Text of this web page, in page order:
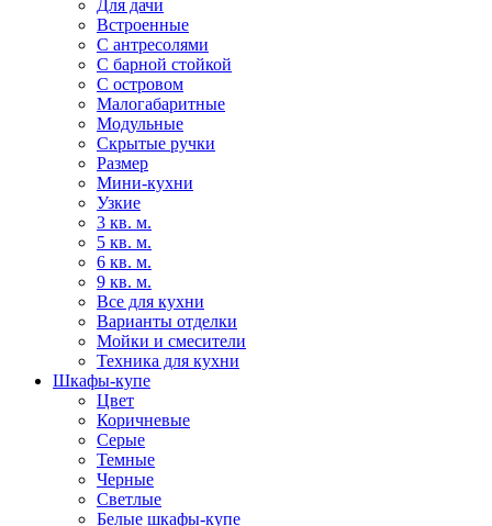
Для дачи
Встроенные
С антресолями
С барной стойкой
С островом
Малогабаритные
Модульные
Скрытые ручки
Размер
Мини-кухни
Узкие
3 кв. м.
5 кв. м.
6 кв. м.
9 кв. м.
Все для кухни
Варианты отделки
Мойки и смесители
Техника для кухни
Шкафы-купе
Цвет
Коричневые
Серые
Темные
Черные
Светлые
Белые шкафы-купе